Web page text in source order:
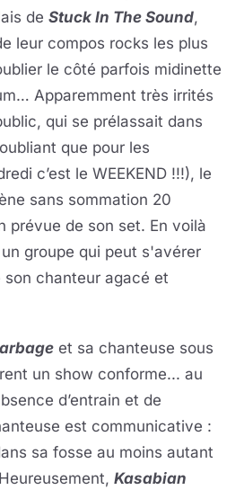
de Stuck In The Sound,
leur compos rocks les plus
le côté parfois midinette
Apparemment très irrités
qui se prélassait dans
que pour les
c’est le WEEKEND !!!), le
sans sommation 20
prévue de son set. En voilà
groupe qui peut s'avérer
chanteur agacé et
et sa chanteuse sous
un show conforme... au
d’entrain et de
est communicative :
sa fosse au moins autant
Kasabian